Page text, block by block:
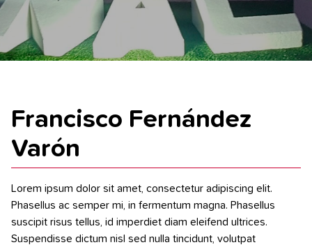
Francisco Fernández
Varón
Lorem ipsum dolor sit amet, consectetur adipiscing elit.
Phasellus ac semper mi, in fermentum magna. Phasellus
suscipit risus tellus, id imperdiet diam eleifend ultrices.
Suspendisse dictum nisl sed nulla tincidunt, volutpat